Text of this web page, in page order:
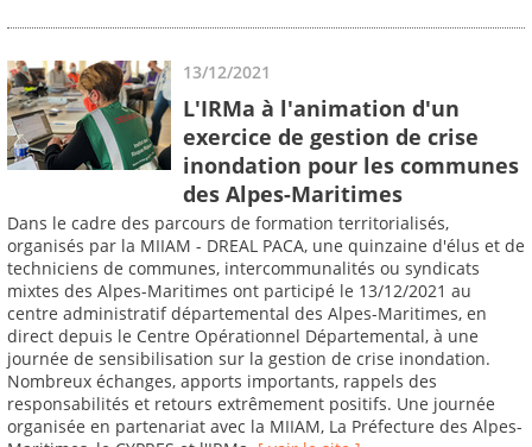
13/12/2021
L'IRMa à l'animation d'un
exercice de gestion de crise
inondation pour les communes
des Alpes-Maritimes
Dans le cadre des parcours de formation territorialisés,
organisés par la MIIAM - DREAL PACA, une quinzaine d'élus et de
techniciens de communes, intercommunalités ou syndicats
mixtes des Alpes-Maritimes ont participé le 13/12/2021 au
centre administratif départemental des Alpes-Maritimes, en
direct depuis le Centre Opérationnel Départemental, à une
journée de sensibilisation sur la gestion de crise inondation.
Nombreux échanges, apports importants, rappels des
responsabilités et retours extrêmement positifs. Une journée
organisée en partenariat avec la MIIAM, La Préfecture des Alpes-